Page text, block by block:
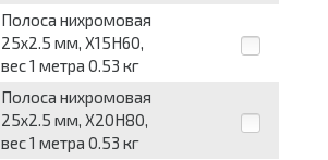
Полоса нихромовая
25x2.5 мм, Х15Н60,
вес 1 метра 0.53 кг
Полоса нихромовая
25x2.5 мм, Х20Н80,
вес 1 метра 0.53 кг